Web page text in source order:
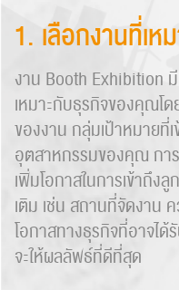
1. เลือกงานที่เ
งาน Booth Exhibition
เหมาะกับธุรกิจของคุณโ
ของงาน กลุ่มเป้าหมายที่
อุตสาหกรรมของคุณ กา
เพิ่มโอกาสในการเข้าถึ
เติม เช่น สถานที่จัดงาน
โอกาสทางธุรกิจที่อาจได้
จะให้ผลลัพธ์ที่ดีที่สุด